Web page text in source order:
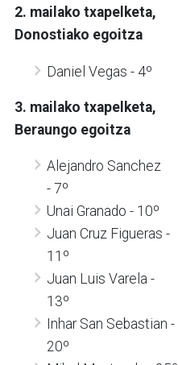
2. mailako txapelketa,
Donostiako egoitza
Daniel Vegas - 4º
3. mailako txapelketa,
Beraungo egoitza
Alejandro Sanchez
- 7º
Unai Granado - 10º
Juan Cruz Figueras -
11º
Juan Luis Varela -
13º
Inhar San Sebastian -
20º